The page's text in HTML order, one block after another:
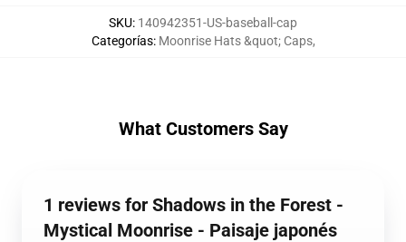
SKU: 140942351-US-baseball-cap
Categorías: Moonrise Hats &quot; Caps,
What Customers Say
1 reviews for Shadows in the Forest -
Mystical Moonrise - Paisaje japonés